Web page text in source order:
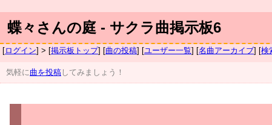
蝶々さんの庭 - サクラ曲掲示板6
[ログイン] > [掲示板トップ] [曲の投稿] [ユーザー一覧] [名曲アーカイブ] [検
気軽に曲を投稿 してみましょう！